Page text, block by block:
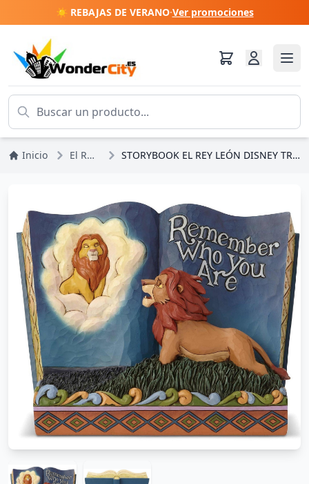
☀️ REBAJAS DE VERANO·Ver promociones
Inicio El Rey León STORYBOOK EL REY LEÓN DISNEY TRADITIONS JIM SHORE